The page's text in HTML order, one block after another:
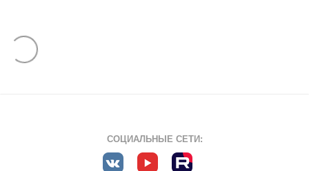
СОЦИАЛЬНЫЕ СЕТИ: